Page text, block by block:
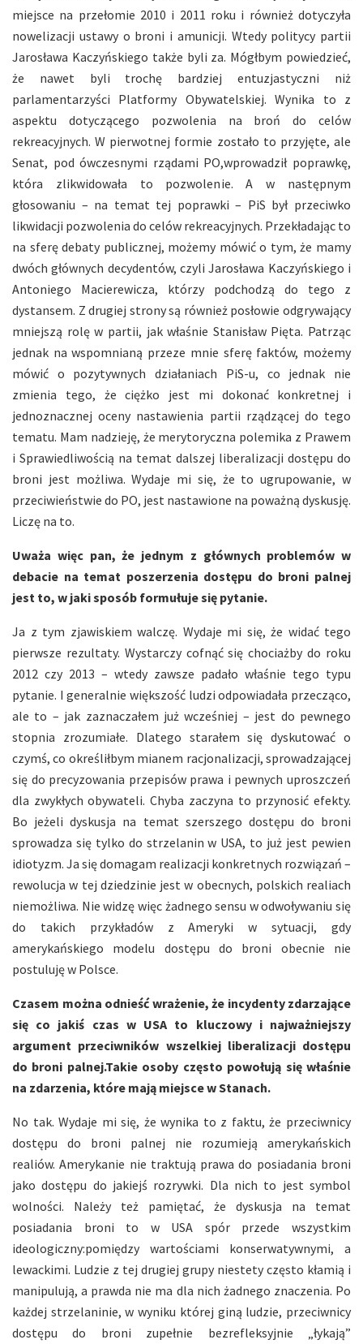
miejsce na przełomie 2010 i 2011 roku i również dotyczyła
nowelizacji ustawy o broni i amunicji. Wtedy politycy partii
Jarosława Kaczyńskiego także byli za. Mógłbym powiedzieć,
że nawet byli trochę bardziej entuzjastyczni niż
parlamentarzyści Platformy Obywatelskiej. Wynika to z
aspektu dotyczącego pozwolenia na broń do celów
rekreacyjnych. W pierwotnej formie zostało to przyjęte, ale
Senat, pod ówczesnymi rządami PO,wprowadził poprawkę,
która zlikwidowała to pozwolenie. A w następnym
głosowaniu – na temat tej poprawki – PiS był przeciwko
likwidacji pozwolenia do celów rekreacyjnych. Przekładając to
na sferę debaty publicznej, możemy mówić o tym, że mamy
dwóch głównych decydentów, czyli Jarosława Kaczyńskiego i
Antoniego Macierewicza, którzy podchodzą do tego z
dystansem. Z drugiej strony są również posłowie odgrywający
mniejszą rolę w partii, jak właśnie Stanisław Pięta. Patrząc
jednak na wspomnianą przeze mnie sferę faktów, możemy
mówić o pozytywnych działaniach PiS-u, co jednak nie
zmienia tego, że ciężko jest mi dokonać konkretnej i
jednoznacznej oceny nastawienia partii rządzącej do tego
tematu. Mam nadzieję, że merytoryczna polemika z Prawem
i Sprawiedliwością na temat dalszej liberalizacji dostępu do
broni jest możliwa. Wydaje mi się, że to ugrupowanie, w
przeciwieństwie do PO, jest nastawione na poważną dyskusję.
Liczę na to.
Uważa więc pan, że jednym z głównych problemów w
debacie na temat poszerzenia dostępu do broni palnej
jest to, w jaki sposób formułuje się pytanie.
Ja z tym zjawiskiem walczę. Wydaje mi się, że widać tego
pierwsze rezultaty. Wystarczy cofnąć się chociażby do roku
2012 czy 2013 – wtedy zawsze padało właśnie tego typu
pytanie. I generalnie większość ludzi odpowiadała przecząco,
ale to – jak zaznaczałem już wcześniej – jest do pewnego
stopnia zrozumiałe. Dlatego starałem się dyskutować o
czymś, co określiłbym mianem racjonalizacji, sprowadzającej
się do precyzowania przepisów prawa i pewnych uproszczeń
dla zwykłych obywateli. Chyba zaczyna to przynosić efekty.
Bo jeżeli dyskusja na temat szerszego dostępu do broni
sprowadza się tylko do strzelanin w USA, to już jest pewien
idiotyzm. Ja się domagam realizacji konkretnych rozwiązań –
rewolucja w tej dziedzinie jest w obecnych, polskich realiach
niemożliwa. Nie widzę więc żadnego sensu w odwoływaniu się
do takich przykładów z Ameryki w sytuacji, gdy
amerykańskiego modelu dostępu do broni obecnie nie
postuluję w Polsce.
Czasem można odnieść wrażenie, że incydenty zdarzające
się co jakiś czas w USA to kluczowy i najważniejszy
argument przeciwników wszelkiej liberalizacji dostępu
do broni palnej.Takie osoby często powołują się właśnie
na zdarzenia, które mają miejsce w Stanach.
No tak. Wydaje mi się, że wynika to z faktu, że przeciwnicy
dostępu do broni palnej nie rozumieją amerykańskich
realiów. Amerykanie nie traktują prawa do posiadania broni
jako dostępu do jakiejś rozrywki. Dla nich to jest symbol
wolności. Należy też pamiętać, że dyskusja na temat
posiadania broni to w USA spór przede wszystkim
ideologiczny:pomiędzy wartościami konserwatywnymi, a
lewackimi. Ludzie z tej drugiej grupy niestety często kłamią i
manipulują, a prawda nie ma dla nich żadnego znaczenia. Po
każdej strzelaninie, w wyniku której giną ludzie, przeciwnicy
dostępu do broni zupełnie bezrefleksyjnie „łykają”